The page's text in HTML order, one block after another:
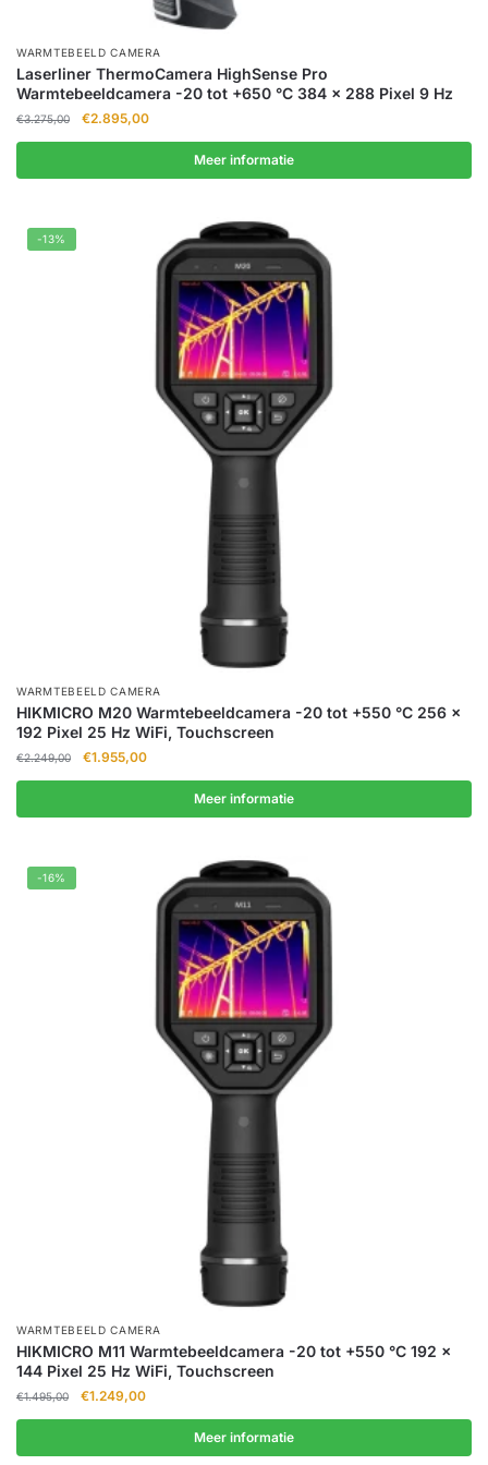
WARMTEBEELD CAMERA
Laserliner ThermoCamera HighSense Pro
Warmtebeeldcamera -20 tot +650 °C 384 x 288 Pixel 9 Hz
€3.275,00
Oorspronkelijke
€3.275,00.
€2.895,00Huidige
€2.895,00.
Meer informatie
-13%
WARMTEBEELD CAMERA
HIKMICRO M20 Warmtebeeldcamera -20 tot +550 °C 256 x
192 Pixel 25 Hz WiFi, Touchscreen
€2.249,00
Oorspronkelijke
€2.249,00.
€1.955,00Huidige
€1.955,00.
Meer informatie
-16%
WARMTEBEELD CAMERA
HIKMICRO M11 Warmtebeeldcamera -20 tot +550 °C 192 x
144 Pixel 25 Hz WiFi, Touchscreen
€1.495,00
Oorspronkelijke
€1.495,00.
€1.249,00Huidige
€1.249,00.
Meer informatie